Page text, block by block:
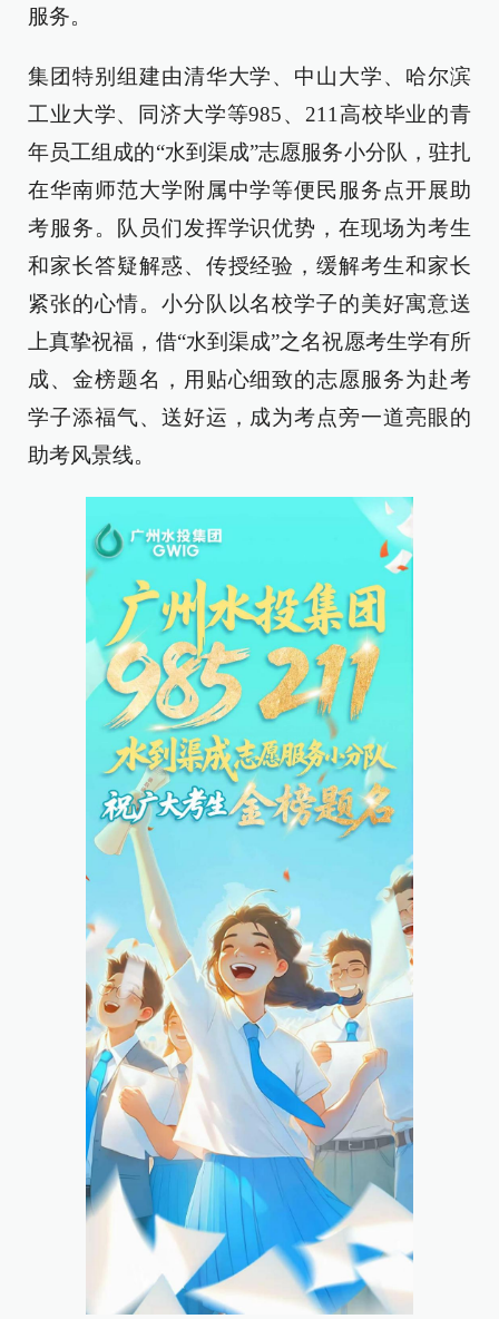
服务。
集团特别组建由清华大学、中山大学、哈尔滨
工业大学、同济大学等985、211高校毕业的青
年员工组成的“水到渠成”志愿服务小分队，驻扎
在华南师范大学附属中学等便民服务点开展助
考服务。队员们发挥学识优势，在现场为考生
和家长答疑解惑、传授经验，缓解考生和家长
紧张的心情。小分队以名校学子的美好寓意送
上真挚祝福，借“水到渠成”之名祝愿考生学有所
成、金榜题名，用贴心细致的志愿服务为赴考
学子添福气、送好运，成为考点旁一道亮眼的
助考风景线。